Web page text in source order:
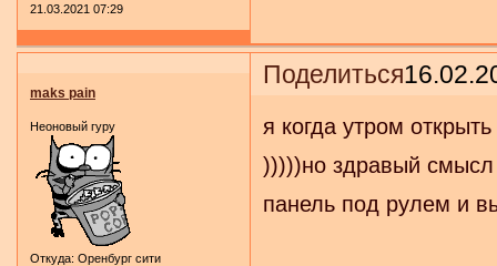
21.03.2021 07:29
Поделиться
maks pain
Неоновый гуру
Откуда: Оренбург сити
я когда утром
)))))но здравый смысл
панель под рулем и